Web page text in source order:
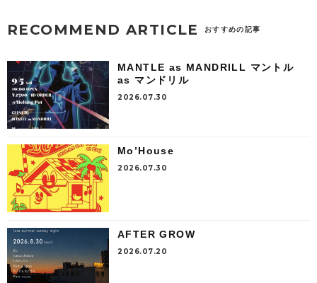
RECOMMEND ARTICLE おすすめの記事
MANTLE as MANDRILL マントル
as マンドリル
2026.07.30
Mo’House
2026.07.30
AFTER GROW
2026.07.20